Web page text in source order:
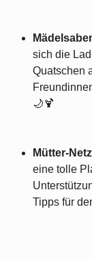
sich die
Quatschen
🌙🍹
Mütter-
eine tolle
Tipps für